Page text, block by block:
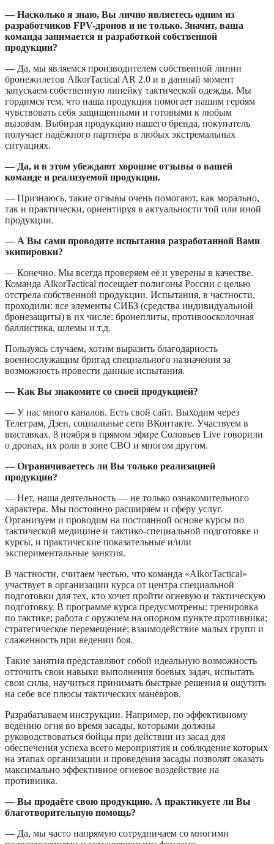
— Насколько я знаю, Вы лично являетесь одним из
разработчиков FPV-дронов и не только. Значит, ваша
команда занимается и разработкой собственной
продукции?
— Да, мы являемся производителем собственной линии
бронежилетов AlkorTactical AR 2.0 и в данный момент
запускаем собственную линейку тактической одежды. Мы
гордимся тем, что наша продукция помогает нашим героям
чувствовать себя защищенными и готовыми к любым
вызовам. Выбирая продукцию нашего бренда, покупатель
получает надёжного партнёра в любых экстремальных
ситуациях.
— Да, и в этом убеждают хорошие отзывы о вашей
команде и реализуемой продукции.
— Признаюсь, такие отзывы очень помогают, как морально,
так и практически, ориентируя в актуальности той или иной
продукции.
— А Вы сами проводите испытания разработанной Вами
экипировки?
— Конечно. Мы всегда проверяем её и уверены в качестве.
Команда AlkorTactical посещает полигоны России с целью
отстрела собственной продукции. Испытания, в частности,
проходили: все элементы СИБЗ (средства индивидуальной
бронезащиты) в их числе: бронеплиты, противоосколочная
баллистика, шлемы и т.д.
Пользуясь случаем, хотим выразить благодарность
военнослужащим бригад специального назначения за
возможность провести данные испытания.
— Как Вы знакомите со своей продукцией?
— У нас много каналов. Есть свой сайт. Выходим через
Телеграм, Дзен, социальные сети ВКонтакте. Участвуем в
выставках. 8 ноября в прямом эфире Соловьев Live говорили
о дронах, их роли в зоне СВО и многом другом.
— Ограничиваетесь ли Вы только реализацией
продукции?
— Нет, наша деятельность — не только ознакомительного
характера. Мы постоянно расширяем и сферу услуг.
Организуем и проводим на постоянной основе курсы по
тактической медицине и тактико-специальной подготовке и
курсы, и практические показательные и/или
экспериментальные занятия.
В частности, считаем честью, что команда «AlkorTactical»
участвует в организации курса от центра специальной
подготовки для тех, кто хочет пройти огневую и тактическую
подготовку. В программе курса предусмотрены: тренировка
по тактике; работа с оружием на опорном пункте противника;
стратегическое перемещение; взаимодействие малых групп и
слаженность при ведении боя.
Такие занятия представляют собой идеальную возможность
отточить свои навыки выполнения боевых задач, испытать
свои силы, научиться принимать быстрые решения и ощутить
на себе все плюсы тактических манёвров.
Разрабатываем инструкции. Например, по эффективному
ведению огня во время засады, которыми должны
руководствоваться бойцы при действии из засад для
обеспечения успеха всего мероприятия и соблюдение которых
на этапах организации и проведения засады позволят оказать
максимально эффективное огневое воздействие на
противника.
— Вы продаёте свою продукцию. А практикуете ли Вы
благотворительную помощь?
— Да, мы часто напрямую сотрудничаем со многими